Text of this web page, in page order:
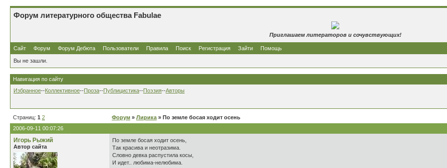
Форум литературного общества Fabulae
Приглашаем литераторов и сочувствующих!
Сайт Форум Форум Дебюта Пользователи Правила Поиск Регистрация Зайти Помощь
Вы не зашли.
Навигация по сайту
Избранное--Коллективное--Проза--Публицистика--Поэзия--Авторы
Страниц: 1 2 Форум » Лирика » По земле босая ходит осень
2006-09-11 00:07:26
Игорь Рыжий
Автор сайта
По земле босая ходит осень,
Так красива и неотразима.
Словно девка распустила косы,
И идет.. любима-нелюбима.